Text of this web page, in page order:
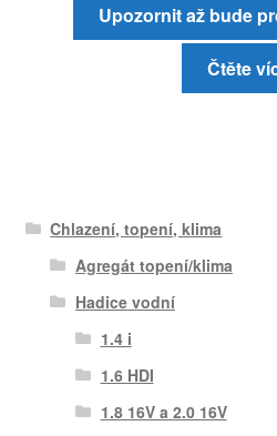
Upozornit až bude
Čtěte
Chlazení, topení, klima
Agregát topení/klima
Hadice vodní
1.4 i
1.6 HDI
1.8 16V a 2.0 16V